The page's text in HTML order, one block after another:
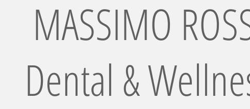
MASSIMO
Dental &